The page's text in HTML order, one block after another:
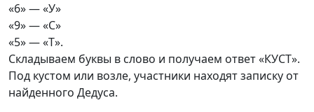
«6» — «У»
«9» — «С»
«5» — «Т».
Складываем буквы в слово и получаем ответ «КУСТ».
Под кустом или возле, участники находят записку от
найденного Дедуса.